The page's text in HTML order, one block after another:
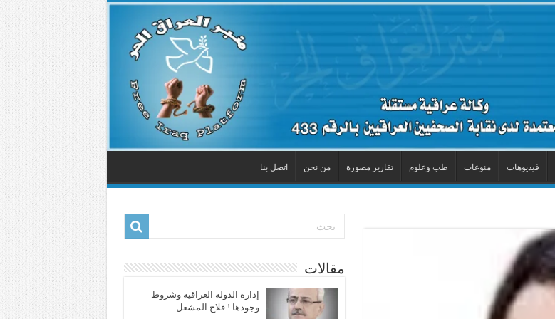
فيديوهات منوعات طب وعلوم تقارير مصورة من نحن اتصل بنا
مقالات
إدارة الدولة العراقية وشروط
وجودها ! فلاح المشعل